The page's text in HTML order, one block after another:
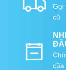
Gọi
cũ
của